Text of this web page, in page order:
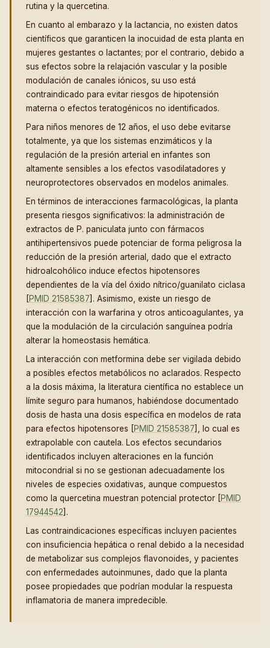
rutina y la quercetina.
En cuanto al embarazo y la lactancia, no existen datos
científicos que garanticen la inocuidad de esta planta en
mujeres gestantes o lactantes; por el contrario, debido a
sus efectos sobre la relajación vascular y la posible
modulación de canales iónicos, su uso está
contraindicado para evitar riesgos de hipotensión
materna o efectos teratogénicos no identificados.
Para niños menores de 12 años, el uso debe evitarse
totalmente, ya que los sistemas enzimáticos y la
regulación de la presión arterial en infantes son
altamente sensibles a los efectos vasodilatadores y
neuroprotectores observados en modelos animales.
En términos de interacciones farmacológicas, la planta
presenta riesgos significativos: la administración de
extractos de P. paniculata junto con fármacos
antihipertensivos puede potenciar de forma peligrosa la
reducción de la presión arterial, dado que el extracto
hidroalcohólico induce efectos hipotensores
dependientes de la vía del óxido nítrico/guanilato ciclasa
[PMID 21585387]. Asimismo, existe un riesgo de
interacción con la warfarina y otros anticoagulantes, ya
que la modulación de la circulación sanguínea podría
alterar la homeostasis hemática.
La interacción con metformina debe ser vigilada debido
a posibles efectos metabólicos no aclarados. Respecto
a la dosis máxima, la literatura científica no establece un
límite seguro para humanos, habiéndose documentado
dosis de hasta una dosis específica en modelos de rata
para efectos hipotensores [PMID 21585387], lo cual es
extrapolable con cautela. Los efectos secundarios
identificados incluyen alteraciones en la función
mitocondrial si no se gestionan adecuadamente los
niveles de especies oxidativas, aunque compuestos
como la quercetina muestran potencial protector [PMID
17944542].
Las contraindicaciones específicas incluyen pacientes
con insuficiencia hepática o renal debido a la necesidad
de metabolizar sus complejos flavonoides, y pacientes
con enfermedades autoinmunes, dado que la planta
posee propiedades que podrían modular la respuesta
inflamatoria de manera impredecible.